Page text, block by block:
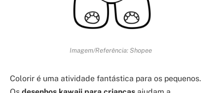
Imagem/Referência: Shopee
Colorir é uma atividade fantástica para os pequenos.